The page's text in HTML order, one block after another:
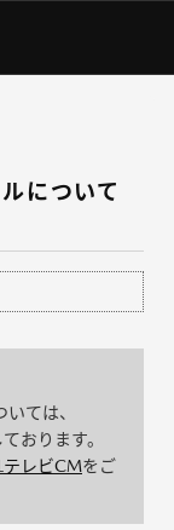
について
ては、
おります。
レビCMをご